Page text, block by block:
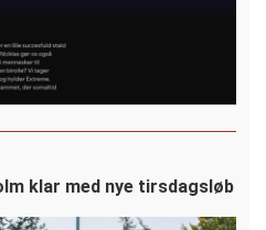
klar med nye tirsdagsløb